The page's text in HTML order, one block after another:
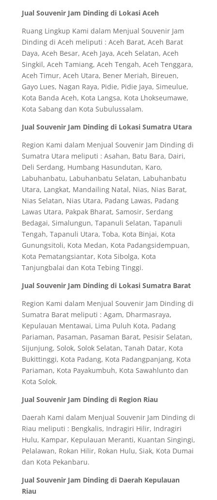
Jual Souvenir Jam Dinding di Lokasi Aceh
Ruang Lingkup Kami dalam Menjual Souvenir Jam
Dinding di Aceh meliputi : Aceh Barat, Aceh Barat
Daya, Aceh Besar, Aceh Jaya, Aceh Selatan, Aceh
Singkil, Aceh Tamiang, Aceh Tengah, Aceh Tenggara,
Aceh Timur, Aceh Utara, Bener Meriah, Bireuen,
Gayo Lues, Nagan Raya, Pidie, Pidie Jaya, Simeulue,
Kota Banda Aceh, Kota Langsa, Kota Lhokseumawe,
Kota Sabang dan Kota Subulussalam.
Jual Souvenir Jam Dinding di Lokasi Sumatra Utara
Region Kami dalam Menjual Souvenir Jam Dinding di
Sumatra Utara meliputi : Asahan, Batu Bara, Dairi,
Deli Serdang, Humbang Hasundutan, Karo,
Labuhanbatu, Labuhanbatu Selatan, Labuhanbatu
Utara, Langkat, Mandailing Natal, Nias, Nias Barat,
Nias Selatan, Nias Utara, Padang Lawas, Padang
Lawas Utara, Pakpak Bharat, Samosir, Serdang
Bedagai, Simalungun, Tapanuli Selatan, Tapanuli
Tengah, Tapanuli Utara, Toba, Kota Binjai, Kota
Gunungsitoli, Kota Medan, Kota Padangsidempuan,
Kota Pematangsiantar, Kota Sibolga, Kota
Tanjungbalai dan Kota Tebing Tinggi.
Jual Souvenir Jam Dinding di Lokasi Sumatra Barat
Region Kami dalam Menjual Souvenir Jam Dinding di
Sumatra Barat meliputi : Agam, Dharmasraya,
Kepulauan Mentawai, Lima Puluh Kota, Padang
Pariaman, Pasaman, Pasaman Barat, Pesisir Selatan,
Sijunjung, Solok, Solok Selatan, Tanah Datar, Kota
Bukittinggi, Kota Padang, Kota Padangpanjang, Kota
Pariaman, Kota Payakumbuh, Kota Sawahlunto dan
Kota Solok.
Jual Souvenir Jam Dinding di Region Riau
Daerah Kami dalam Menjual Souvenir Jam Dinding di
Riau meliputi : Bengkalis, Indragiri Hilir, Indragiri
Hulu, Kampar, Kepulauan Meranti, Kuantan Singingi,
Pelalawan, Rokan Hilir, Rokan Hulu, Siak, Kota Dumai
dan Kota Pekanbaru.
Jual Souvenir Jam Dinding di Daerah Kepulauan
Riau